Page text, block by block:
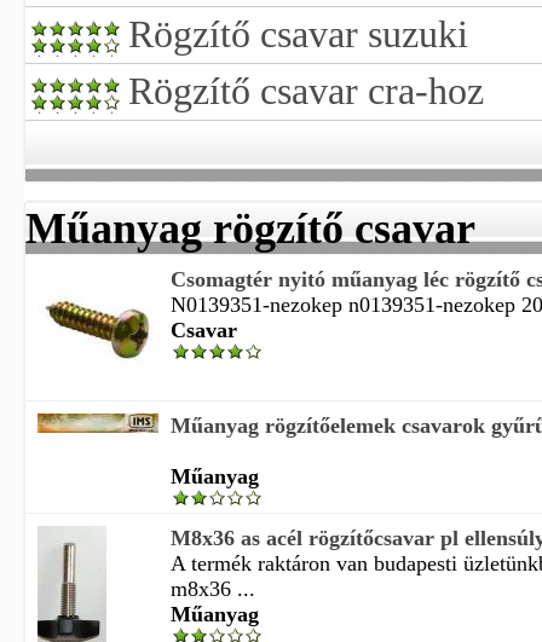
Rögzítő csavar suzuki
Rögzítő csavar cra-hoz
Műanyag rögzítő csavar
Csomagtér nyitó műanyag léc rögzítő
N0139351-nezokep n0139351-nezokep
Csavar
Műanyag rögzítőelemek csavarok
Műanyag
M8x36 as acél rögzítőcsavar pl
A termék raktáron van budapesti
m8x36 ...
Műanyag